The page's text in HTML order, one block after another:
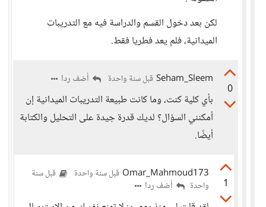
لكن بعد دخول القسم والدراسة فيه مع التدريبات
الميدانية، فلم يعد فطريا فقط.
0
Seham_Sleem قبل سنة واحدة أضف ردا
بأي كلية كنت، وما كانت طبيعة التدريبات الميدانية إن
أمكنني السؤال؟ لديك قدرة جيدة على التحليل والكتابة
أيضًا.
1
Omar_Mahmoud173 قبل سنة واحدة
قبل سنة
واحدة
أضف ردا